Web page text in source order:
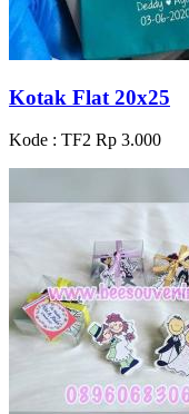
Kotak Flat 20x25
Kode : TF2 Rp 3.000